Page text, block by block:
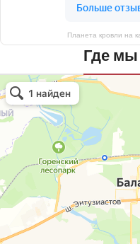
Планета кровли на
Где
Планета кровли
Кровля и кровельные материалы
Окна в Балашихе